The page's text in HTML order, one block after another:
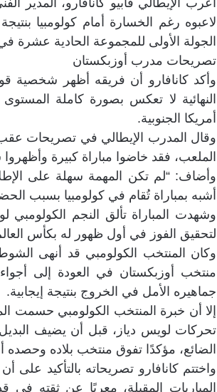
الجولة الأولى للمجموعة الحادية عشرة في
تصريحات مدرب أوزبكستان
وأكد كانافارو أن فريقه أظهر شخصية
النهائية لا تعكس بصورة كاملة
أمريكا الجنوبية.
وقال المدرب الإيطالي في تصريحات عقب
الملعب، فقد خاضوا مباراة كبيرة
وأضاف: “لم تكن المهمة سهلة على
أشبه بمباراة تُقام في كولومبيا بسبب
وشهدت المباراة تألق النجم
لتحقيق الفوز في أول ظهور له بكأس العالم
وكان المنتخب الكولومبي قد أنهى
منتخب أوزبكستان في العودة إلى أجواء
جماهيره الأمل في الخروج بنتيجة إيجابية.
إلا أن خبرة المنتخب الكولومبي حسمت
تحركات لويس دياز، قبل أن يضيف
الضائع، مؤكدًا تفوق منتخب بلاده وحصده
واختتم كانافارو تصريحاته بالتأكيد على
المباريات المقبلة، معربًا عن ثقته